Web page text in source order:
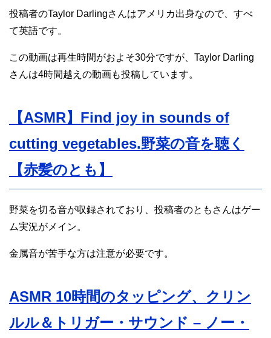
投稿者のTaylor Darlingさんはアメリカ出身なので、すべ
て英語です。
この動画は再生時間がおよそ30分ですが、Taylor Darling
さんは4時間越えの動画も投稿しています。
【ASMR】Find joy in sounds of
cutting vegetables.野菜の音を聴く
【赤髪のとも】
野菜を切る音が収録されており、投稿者のともさんはゲー
ム実況がメイン。
金属音が苦手な方は注意が必要です。
ASMR 10時間のタッピング、クリン
ルル＆トリガー・サウンド – ノー・